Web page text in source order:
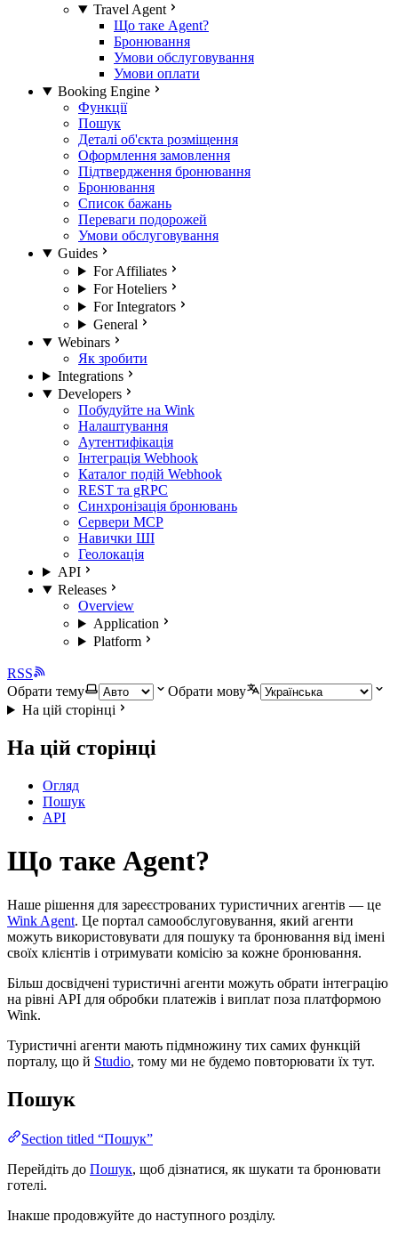
Travel Agent
Що таке Agent?
Бронювання
Умови обслуговування
Умови оплати
Booking Engine
Функції
Пошук
Деталі об'єкта розміщення
Оформлення замовлення
Підтвердження бронювання
Бронювання
Список бажань
Переваги подорожей
Умови обслуговування
Guides
For Affiliates
For Hoteliers
For Integrators
General
Webinars
Як зробити
Integrations
Developers
Побудуйте на Wink
Налаштування
Аутентифікація
Інтеграція Webhook
Каталог подій Webhook
REST та gRPC
Синхронізація бронювань
Сервери MCP
Навички ШІ
Геолокація
API
Releases
Overview
Application
Platform
RSS
Обрати тему
Обрати мову
На цій сторінці
На цій сторінці
Огляд
Пошук
API
Що таке Agent?
Наше рішення для зареєстрованих туристичних агентів — це
Wink Agent. Це портал самообслуговування, який агенти
можуть використовувати для пошуку та бронювання від імені
своїх клієнтів і отримувати комісію за кожне бронювання.
Більш досвідчені туристичні агенти можуть обрати інтеграцію
на рівні API для обробки платежів і виплат поза платформою
Wink.
Туристичні агенти мають підмножину тих самих функцій
порталу, що й Studio, тому ми не будемо повторювати їх тут.
Пошук
Section titled “Пошук”
Перейдіть до Пошук, щоб дізнатися, як шукати та бронювати
готелі.
Інакше продовжуйте до наступного розділу.